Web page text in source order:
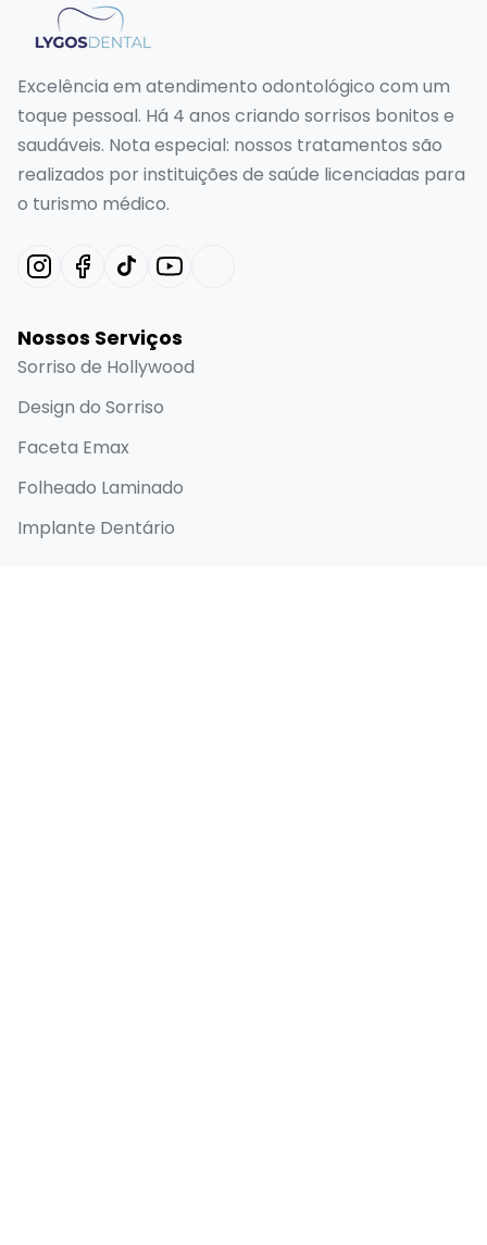
Excelência em atendimento odontológico com um
toque pessoal. Há 4 anos criando sorrisos bonitos e
saudáveis. Nota especial: nossos tratamentos são
realizados por instituições de saúde licenciadas para
o turismo médico.
Nossos Serviços
Sorriso de Hollywood
Design do Sorriso
Faceta Emax
Folheado Laminado
Implante Dentário